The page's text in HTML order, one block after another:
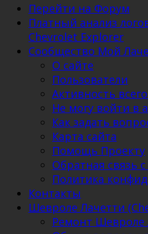
Перейти на Форум
Платный анализ
Chevrolet Explorer
Сообщество Мой
О сайте
Пользователи
Активность
Не могу войти в
Как задать
Карта сайта
Помощь Проекту
Обратная связь
Политика
Контакты
Шевроле Лачетти
Ремонт Шевроле